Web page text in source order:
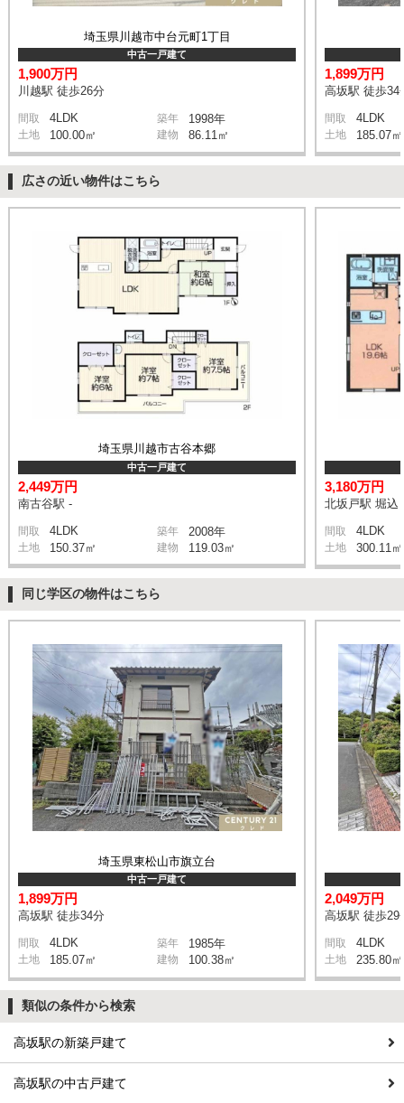
埼玉県川越市中台元町1丁目
中古一戸建て
1,900万円
川越駅 徒歩26分
間取 4LDK 築年 1998年
土地 100.00㎡ 建物 86.11㎡
1,899万円
高坂駅 徒歩34
間取 4LDK
土地 185.07㎡
広さの近い物件はこちら
埼玉県川越市古谷本郷
中古一戸建て
2,449万円
南古谷駅 -
間取 4LDK 築年 2008年
土地 150.37㎡ 建物 119.03㎡
3,180万円
北坂戸駅 堀込
間取 4LDK
土地 300.11㎡
同じ学区の物件はこちら
埼玉県東松山市旗立台
中古一戸建て
1,899万円
高坂駅 徒歩34分
間取 4LDK 築年 1985年
土地 185.07㎡ 建物 100.38㎡
2,049万円
高坂駅 徒歩29
間取 4LDK
土地 235.80㎡
類似の条件から検索
高坂駅の新築戸建て
高坂駅の中古戸建て